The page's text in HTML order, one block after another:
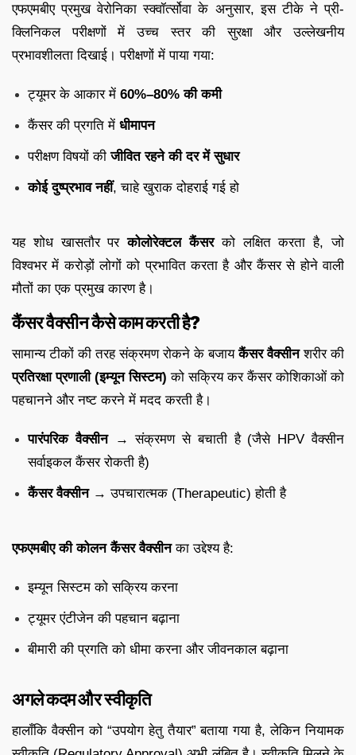
एफएमबीए प्रमुख वेरोनिका स्क्वॉर्त्सोवा के अनुसार, इस टीके ने प्री-
क्लिनिकल परीक्षणों में उच्च स्तर की सुरक्षा और उल्लेखनीय
प्रभावशीलता दिखाई। परीक्षणों में पाया गया:
ट्यूमर के आकार में 60%–80% की कमी
कैंसर की प्रगति में धीमापन
परीक्षण विषयों कीजीवित रहने की दर में सुधार
कोई दुष्प्रभाव नहीं, चाहे खुराक दोहराई गई हो
यह शोध खासतौर परकोलोरेक्टल कैंसरको लक्षित करता है, जो
विश्वभर में करोड़ों लोगों को प्रभावित करता है और कैंसर से होने वाली
मौतों का एक प्रमुख कारण है।
कैंसर वैक्सीन कैसे काम करती है?
सामान्य टीकों की तरह संक्रमण रोकने के बजायकैंसर वैक्सीनशरीर की
प्रतिरक्षा प्रणाली (इम्यून सिस्टम) को सक्रिय कर कैंसर कोशिकाओं को
पहचानने और नष्ट करने में मदद करती है।
पारंपरिक वैक्सीन→ संक्रमण से बचाती है (जैसे HPV वैक्सीन
सर्वाइकल कैंसर रोकती है)
कैंसर वैक्सीन→ उपचारात्मक (Therapeutic) होती है
एफएमबीए की कोलन कैंसर वैक्सीनका उद्देश्य है:
इम्यून सिस्टम को सक्रिय करना
ट्यूमर एंटीजेन की पहचान बढ़ाना
बीमारी की प्रगति को धीमा करना और जीवनकाल बढ़ाना
अगले कदम और स्वीकृति
हालाँकि वैक्सीन को “उपयोग हेतु तैयार” बताया गया है, लेकिन नियामक